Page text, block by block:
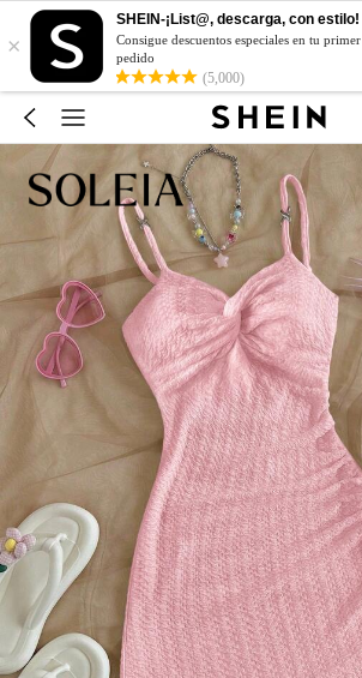
×
SHEIN-¡List@, descarga, con estilo!
Consigue descuentos especiales en tu primer
pedido
(5,000)